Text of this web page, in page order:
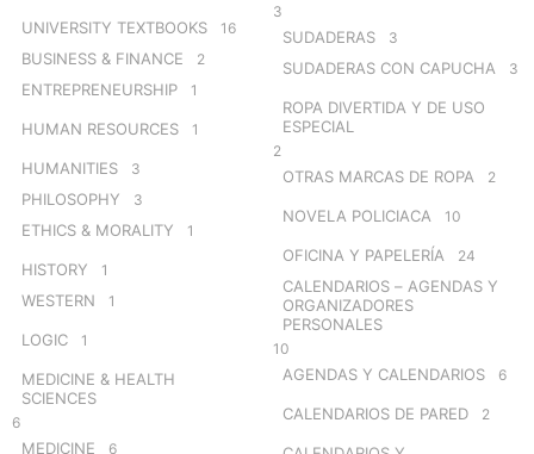
UNIVERSITY TEXTBOOKS 16
BUSINESS & FINANCE 2
ENTREPRENEURSHIP 1
HUMAN RESOURCES 1
HUMANITIES 3
PHILOSOPHY 3
ETHICS & MORALITY 1
HISTORY 1
WESTERN 1
LOGIC 1
MEDICINE & HEALTH
SCIENCES
6
MEDICINE 6
3
SUDADERAS 3
SUDADERAS CON CAPUCHA 3
ROPA DIVERTIDA Y DE USO
ESPECIAL
2
OTRAS MARCAS DE ROPA 2
NOVELA POLICIACA 10
OFICINA Y PAPELERÍA 24
CALENDARIOS – AGENDAS Y
ORGANIZADORES
PERSONALES
10
AGENDAS Y CALENDARIOS 6
CALENDARIOS DE PARED 2